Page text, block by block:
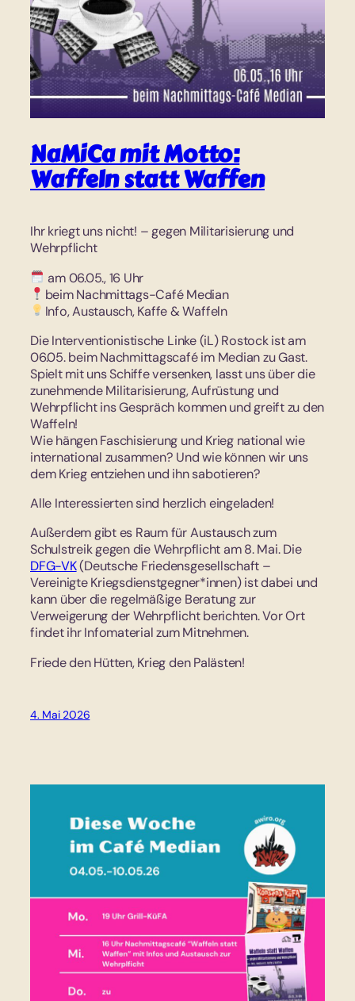
NaMiCa mit Motto:
Waffeln statt Waffen
Ihr kriegt uns nicht! – gegen Militarisierung und
Wehrpflicht
am 06.05., 16 Uhr
beim Nachmittags-Café Median
Info, Austausch, Kaffe & Waffeln
Die Interventionistische Linke (iL) Rostock ist am
06.05. beim Nachmittagscafé im Median zu Gast.
Spielt mit uns Schiffe versenken, lasst uns über die
zunehmende Militarisierung, Aufrüstung und
Wehrpflicht ins Gespräch kommen und greift zu den
Waffeln!
Wie hängen Faschisierung und Krieg national wie
international zusammen? Und wie können wir uns
dem Krieg entziehen und ihn sabotieren?
Alle Interessierten sind herzlich eingeladen!
Außerdem gibt es Raum für Austausch zum
Schulstreik gegen die Wehrpflicht am 8. Mai. Die
DFG-VK(Deutsche Friedensgesellschaft –
Vereinigte Kriegsdienstgegner*innen) ist dabei und
kann über die regelmäßige Beratung zur
Verweigerung der Wehrpflicht berichten. Vor Ort
findet ihr Infomaterial zum Mitnehmen.
Friede den Hütten, Krieg den Palästen!
4. Mai 2026